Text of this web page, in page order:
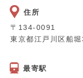
住所
〒134-0091
東京都江戸川区船
最寄駅